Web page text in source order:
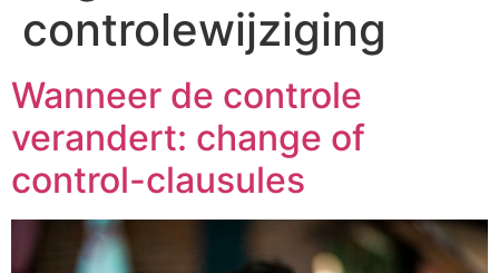
controlewijziging
Wanneer de controle
verandert: change of
control-clausules